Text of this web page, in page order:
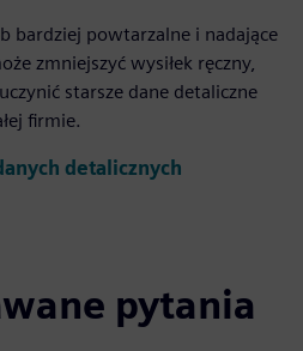
bardziej powtarzalne i nadające
zmniejszyć wysiłek ręczny,
starsze dane detaliczne
firmie.
detalicznych
pytania